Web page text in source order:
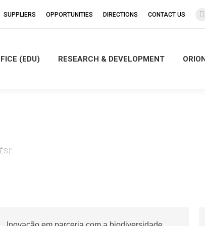
SUPPLIERS OPPORTUNITIES DIRECTIONS CONTACT US
(EDU) RESEARCH & DEVELOPMENT